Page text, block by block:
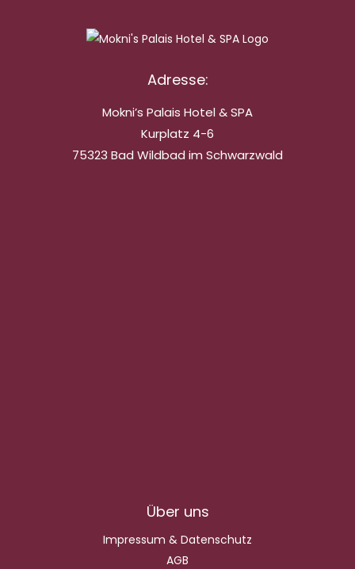
Adresse:
Mokni’s Palais Hotel & SPA
Kurplatz 4-6
75323 Bad Wildbad im Schwarzwald
Über uns
Impressum & Datenschutz
AGB